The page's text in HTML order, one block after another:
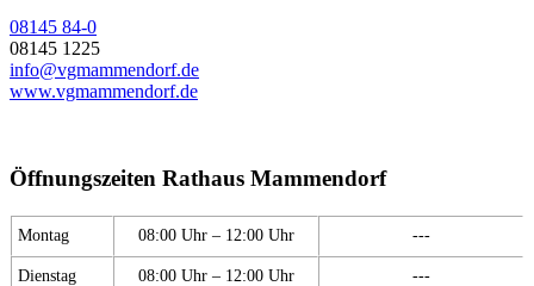
08145 84-0
08145 1225
info@vgmammendorf.de
www.vgmammendorf.de
Öffnungszeiten Rathaus Mammendorf
Montag 08:00 Uhr – 12:00 Uhr ---
Dienstag 08:00 Uhr – 12:00 Uhr ---